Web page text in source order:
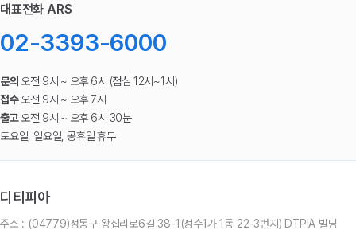
대표전화 ARS
02-3393-6000
문의 오전 9시 ~ 오후 6시 (점심 12시~1시)
접수오전 9시 ~ 오후 7시
출고오전 9시 ~ 오후 6시 30분
토요일, 일요일, 공휴일 휴무
디티피아
주소 : (04779)성동구 왕십리로6길 38-1(성수1가 1동 22-3번지) DTPIA 빌딩